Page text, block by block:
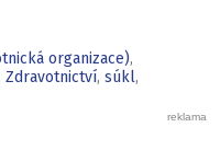
organizace),
Zdravotnictví, súkl,